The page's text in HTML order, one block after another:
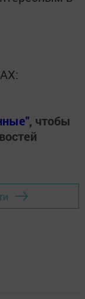
, чтобы